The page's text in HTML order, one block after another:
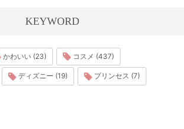
KEYWORD
かわいい (23) コスメ (437)
ディズニー (19) プリンセス (7)